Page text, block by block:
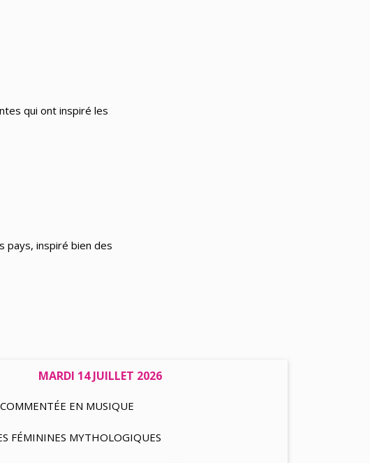
qui ont inspiré les
pays, inspiré bien des
MARDI 14 JUILLET 2026
EN MUSIQUE
FÉMININES MYTHOLOGIQUES